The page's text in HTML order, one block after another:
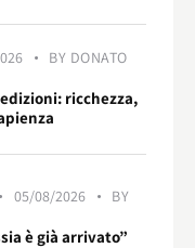
BY DONATO
ricchezza,
05/08/2026
BY
è già arrivato”